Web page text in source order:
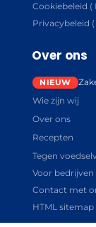
Cookiebeleid (
Privacybeleid (
Over ons
Wie zijn wij
Over ons
Recepten
Tegen
Voor
Contact met
HTML sitemap